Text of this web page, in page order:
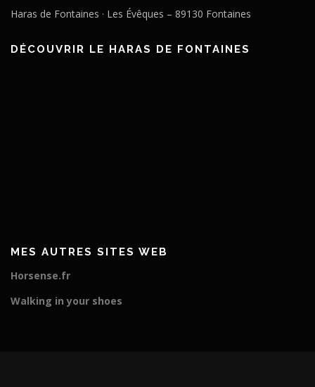
Haras de Fontaines · Les Évêques – 89130 Fontaines
DÉCOUVRIR LE HARAS DE FONTAINES
MES AUTRES SITES WEB
Horsense.fr
Walking in your shoes